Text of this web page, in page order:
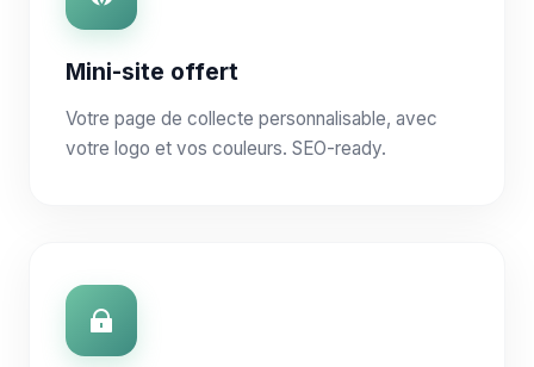
Mini-site offert
Votre page de collecte personnalisable, avec
votre logo et vos couleurs. SEO-ready.